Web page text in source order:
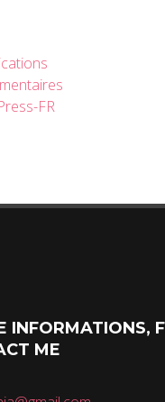
FR
INFORMATIONS,
ME